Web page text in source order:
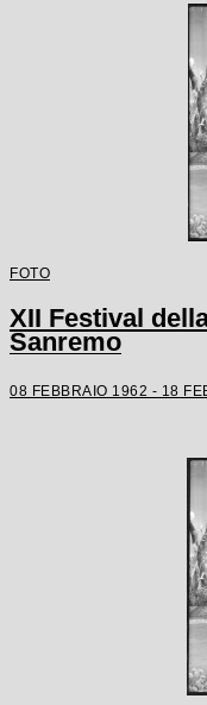
FOTO
XII Festival
Sanremo
08 FEBBRAIO 1962 - 18